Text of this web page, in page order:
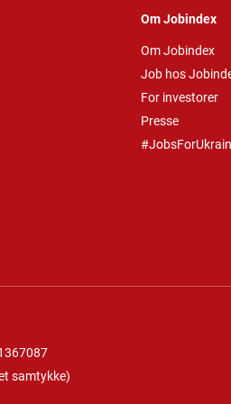
Om Jobindex
Om Jobindex
Job hos
For investorer
Presse
samtykke)